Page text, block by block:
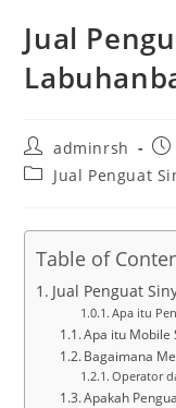
Jual
Post
author:
adminrsh
PostJual Penguat
Table of
Jual Penguat
Apa itu
Apa itu Mobile
Bagaimana
Operator
Apakah